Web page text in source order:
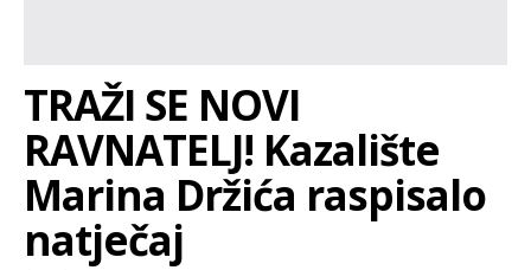
TRAŽI SE NOVI
RAVNATELJ! Kazalište
Marina Držića raspisalo
natječaj